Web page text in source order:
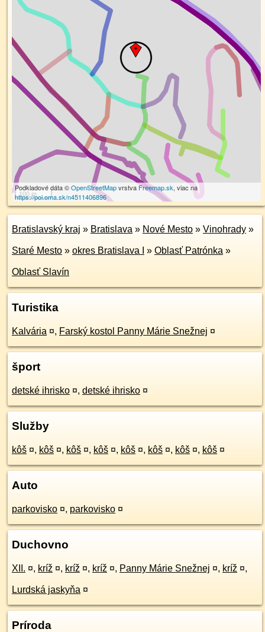
100 m
Podkladové dáta ©OpenStreetMapvrstvaFreemap.sk, viac na
https://poi.oma.sk/n4511406896
Bratislavský kraj » Bratislava » Nové Mesto » Vinohrady »
Staré Mesto » okres Bratislava I » Oblasť Patrónka »
Oblasť Slavín
Turistika
Kalvária ¤, Farský kostol Panny Márie Snežnej ¤
šport
detské ihrisko ¤, detské ihrisko ¤
Služby
kôš ¤, kôš ¤, kôš ¤, kôš ¤, kôš ¤, kôš ¤, kôš ¤, kôš ¤
Auto
parkovisko ¤, parkovisko ¤
Duchovno
XII. ¤, kríž ¤, kríž ¤, kríž ¤, Panny Márie Snežnej ¤, kríž ¤,
Lurdská jaskyňa ¤
Príroda